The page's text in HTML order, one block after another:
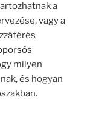
a
vagy a
milyen
és hogyan